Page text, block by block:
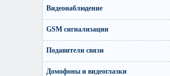
Видеонаблюдение
GSM сигнализации
Подавители связи
Домофоны и видеоглазки